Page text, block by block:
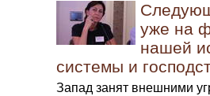
уже на
нашей
системы и
Запад занят внешними